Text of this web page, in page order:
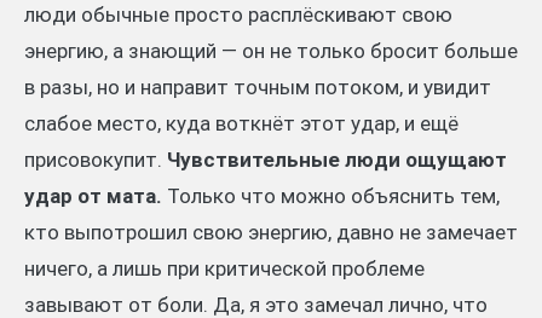
люди обычные просто расплёскивают свою
энергию, а знающий — он не только бросит больше
в разы, но и направит точным потоком, и увидит
слабое место, куда воткнёт этот удар, и ещё
присовокупит. Чувствительные люди ощущают
удар от мата. Только что можно объяснить тем,
кто выпотрошил свою энергию, давно не замечает
ничего, а лишь при критической проблеме
завывают от боли. Да, я это замечал лично, что